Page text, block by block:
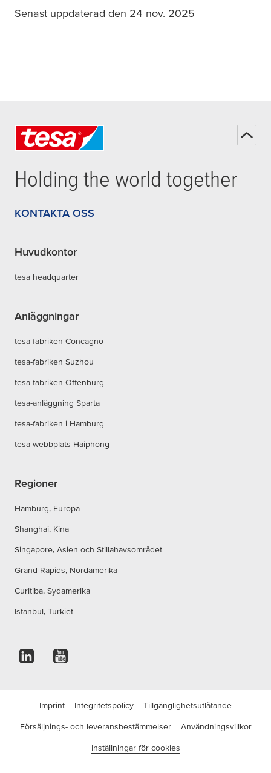
Senast uppdaterad den 24 nov. 2025
Holding the world together
KONTAKTA OSS
Huvudkontor
tesa headquarter
Anläggningar
tesa-fabriken Concagno
tesa-fabriken Suzhou
tesa-fabriken Offenburg
tesa-anläggning Sparta
tesa-fabriken i Hamburg
tesa webbplats Haiphong
Regioner
Hamburg, Europa
Shanghai, Kina
Singapore, Asien och Stillahavsområdet
Grand Rapids, Nordamerika
Curitiba, Sydamerika
Istanbul, Turkiet
Imprint Integritetspolicy Tillgänglighetsutlåtande
Försäljnings- och leveransbestämmelser Användningsvillkor
Inställningar för cookies